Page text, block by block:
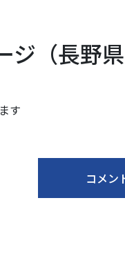
（長野県
す
コメン